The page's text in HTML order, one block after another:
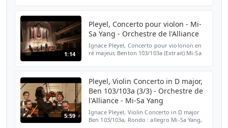
1:14
Pleyel, Concerto pour violon - Mi-
Sa Yang - Orchestre de l'Alliance
Ignace Pleyel, Concerto pour violonon en
ré majeur, Benton 103/103a (Extrait) Mi-Sa
5:59
Pleyel, Violin Concerto in D major,
Ben 103/103a (3/3) - Orchestre de
l'Alliance - Mi-Sa Yang
Ignace Pleyel, Violin Concerto in D major
Ben 103/103a, Rondo : allegro Mi-Sa Yang,